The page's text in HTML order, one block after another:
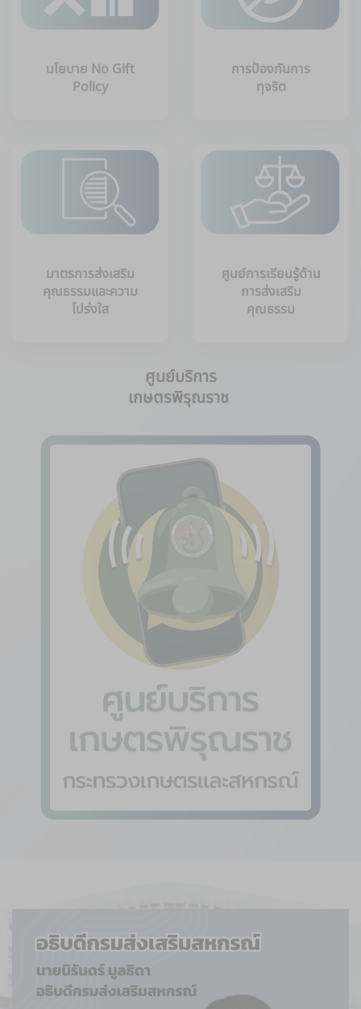
นโยบาย No Gift
Policy
การป้องกันการ
ทุจริต
มาตรการส่งเสริม
คุณธรรมและความ
โปร่งใส
ศูนย์การเรียนรู้ด้าน
การส่งเสริม
คุณธรรม
ศูนย์บริการ
เกษตรพิรุณราช